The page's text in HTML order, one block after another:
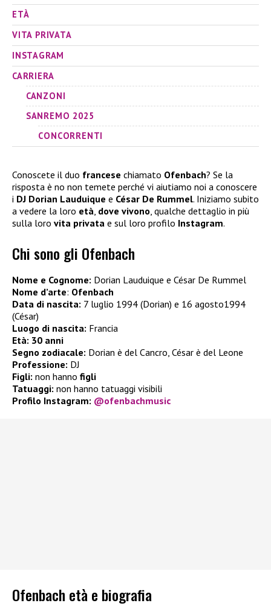
ETÀ
VITA PRIVATA
INSTAGRAM
CARRIERA
CANZONI
SANREMO 2025
CONCORRENTI
Conoscete il duo francese chiamato Ofenbach? Se la
risposta è no non temete perché vi aiutiamo noi a conoscere
i DJ Dorian Lauduique e César De Rummel. Iniziamo subito
a vedere la loro età, dove vivono, qualche dettaglio in più
sulla loro vita privata e sul loro profilo Instagram.
Chi sono gli Ofenbach
Nome e Cognome: Dorian Lauduique e César De Rummel
Nome d’arte: Ofenbach
Data di nascita: 7 luglio 1994 (Dorian) e 16 agosto1994
(César)
Luogo di nascita: Francia
Età: 30 anni
Segno zodiacale: Dorian è del Cancro, César è del Leone
Professione: DJ
Figli: non hanno figli
Tatuaggi: non hanno tatuaggi visibili
Profilo Instagram: @ofenbachmusic
Ofenbach età e biografia